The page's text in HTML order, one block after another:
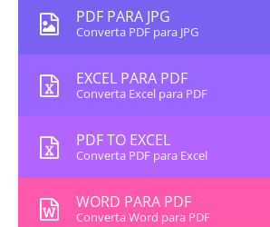
PDF PARA JPG
Converta PDF para JPG
EXCEL PARA PDF
Converta Excel para PDF
PDF TO EXCEL
Converta PDF para Excel
WORD PARA PDF
Converta Word para PDF